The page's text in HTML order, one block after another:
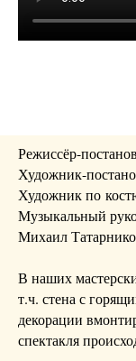
Режиссёр-
Художник-
Художник по
Музыкальный
Михаил
В наших
т.ч. стена с
декорации
спектакля